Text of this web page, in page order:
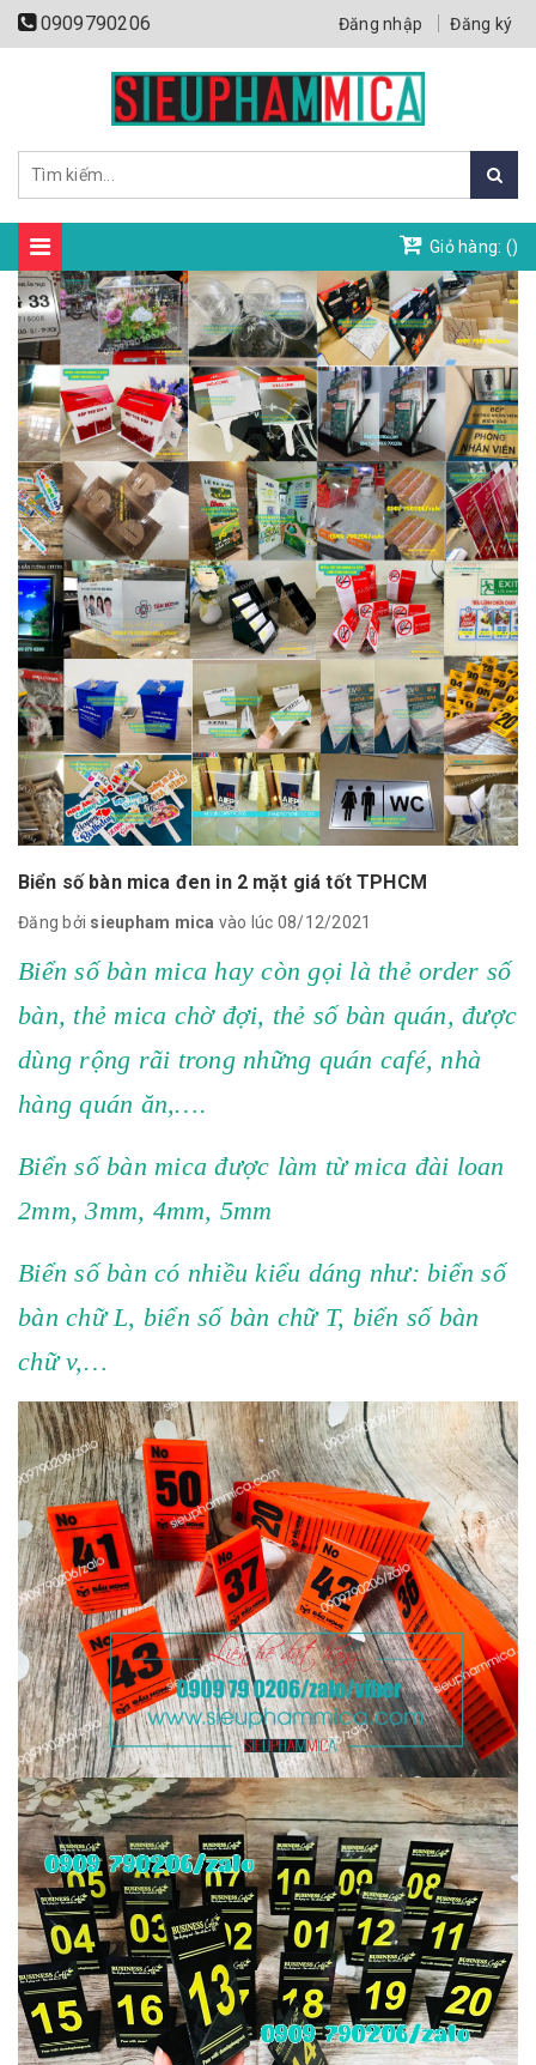
0909790206 Đăng nhập Đăng ký
Giỏ hàng: ()
Biển số bàn mica đen in 2 mặt giá tốt TPHCM
Đăng bởi sieupham mica vào lúc 08/12/2021
Biển số bàn mica hay còn gọi là thẻ order số
bàn, thẻ mica chờ đợi, thẻ số bàn quán, được
dùng rộng rãi trong những quán café, nhà
hàng quán ăn,….
Biển số bàn mica được làm từ mica đài loan
2mm, 3mm, 4mm, 5mm
Biển số bàn có nhiều kiểu dáng như: biển số
bàn chữ L, biển số bàn chữ T, biển số bàn
chữ v,…